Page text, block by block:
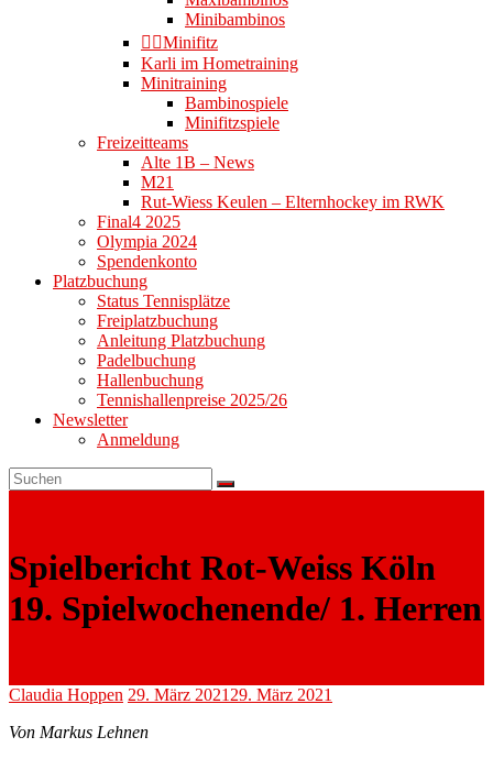
Minibambinos
👉🏻Minifitz
Karli im Hometraining
Minitraining
Bambinospiele
Minifitzspiele
Freizeitteams
Alte 1B – News
M21
Rut-Wiess Keulen – Elternhockey im RWK
Final4 2025
Olympia 2024
Spendenkonto
Platzbuchung
Status Tennisplätze
Freiplatzbuchung
Anleitung Platzbuchung
Padelbuchung
Hallenbuchung
Tennishallenpreise 2025/26
Newsletter
Anmeldung
Spielbericht Rot-Weiss Köln
19. Spielwochenende/ 1. Herren
Claudia Hoppen 29. März 2021 29. März 2021
Von Markus Lehnen